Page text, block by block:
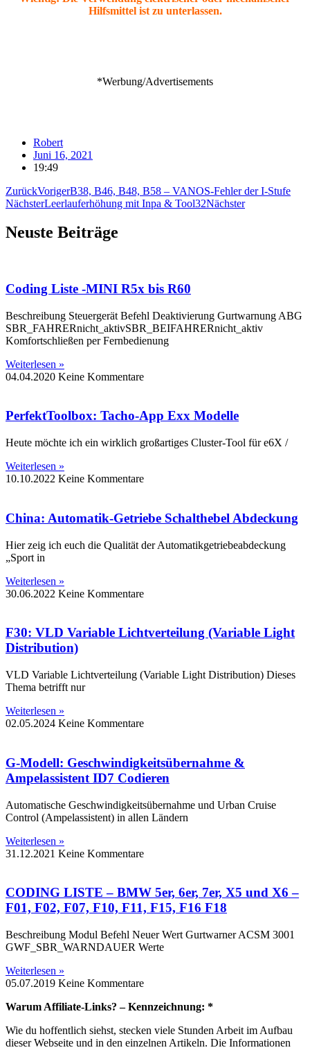
Hilfsmittel ist zu unterlassen.
*Werbung/Advertisements
Robert
Juni 16, 2021
19:49
ZurückVorigerB38, B46, B48, B58 – VANOS-Fehler der I-Stufe
NächsterLeerlauferhöhung mit Inpa & Tool32Nächster
Neuste Beiträge
Coding Liste -MINI R5x bis R60
Beschreibung Steuergerät Befehl Deaktivierung Gurtwarnung ABG
SBR_FAHRERnicht_aktivSBR_BEIFAHRERnicht_aktiv
Komfortschließen per Fernbedienung
Weiterlesen »
04.04.2020 Keine Kommentare
PerfektToolbox: Tacho-App Exx Modelle
Heute möchte ich ein wirklich großartiges Cluster-Tool für e6X /
Weiterlesen »
10.10.2022 Keine Kommentare
China: Automatik-Getriebe Schalthebel Abdeckung
Hier zeig ich euch die Qualität der Automatikgetriebeabdeckung
„Sport in
Weiterlesen »
30.06.2022 Keine Kommentare
F30: VLD Variable Lichtverteilung (Variable Light
Distribution)
VLD Variable Lichtverteilung (Variable Light Distribution) Dieses
Thema betrifft nur
Weiterlesen »
02.05.2024 Keine Kommentare
G-Modell: Geschwindigkeitsübernahme &
Ampelassistent ID7 Codieren
Automatische Geschwindigkeitsübernahme und Urban Cruise
Control (Ampelassistent) in allen Ländern
Weiterlesen »
31.12.2021 Keine Kommentare
CODING LISTE – BMW 5er, 6er, 7er, X5 und X6 –
F01, F02, F07, F10, F11, F15, F16 F18
Beschreibung Modul Befehl Neuer Wert Gurtwarner ACSM 3001
GWF_SBR_WARNDAUER Werte
Weiterlesen »
05.07.2019 Keine Kommentare
Warum Affiliate-Links? – Kennzeichnung: *
Wie du hoffentlich siehst, stecken viele Stunden Arbeit im Aufbau
dieser Webseite und in den einzelnen Artikeln. Die Informationen